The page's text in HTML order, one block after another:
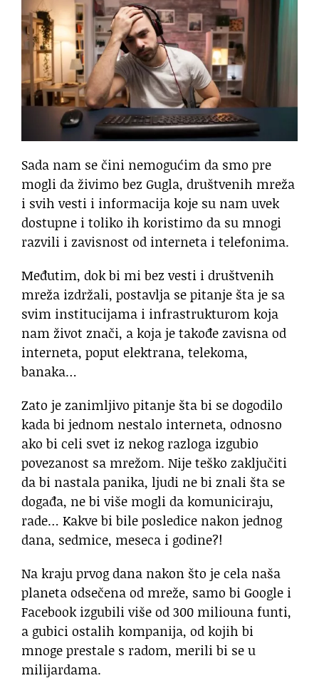
Sada nam se čini nemogućim da smo pre
mogli da živimo bez Gugla, društvenih mreža
i svih vesti i informacija koje su nam uvek
dostupne i toliko ih koristimo da su mnogi
razvili i zavisnost od interneta i telefonima.
Međutim, dok bi mi bez vesti i društvenih
mreža izdržali, postavlja se pitanje šta je sa
svim institucijama i infrastrukturom koja
nam život znači, a koja je takođe zavisna od
interneta, poput elektrana, telekoma,
banaka…
Zato je zanimljivo pitanje šta bi se dogodilo
kada bi jednom nestalo interneta, odnosno
ako bi celi svet iz nekog razloga izgubio
povezanost sa mrežom. Nije teško zaključiti
da bi nastala panika, ljudi ne bi znali šta se
događa, ne bi više mogli da komuniciraju,
rade… Kakve bi bile posledice nakon jednog
dana, sedmice, meseca i godine?!
Na kraju prvog dana nakon što je cela naša
planeta odsečena od mreže, samo bi Google i
Facebook izgubili više od 300 miliouna funti,
a gubici ostalih kompanija, od kojih bi
mnoge prestale s radom, merili bi se u
milijardama.